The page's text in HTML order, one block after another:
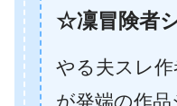
☆凜冒険者
やる夫スレ
が発端の作品